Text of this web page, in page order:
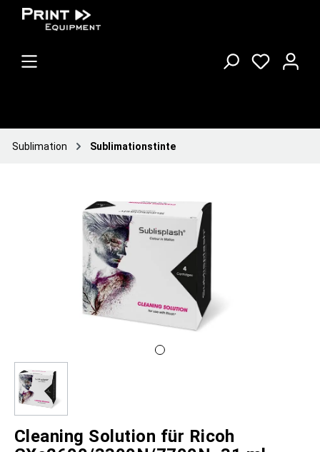
Sublimation Sublimationstinte
Cleaning Solution für Ricoh